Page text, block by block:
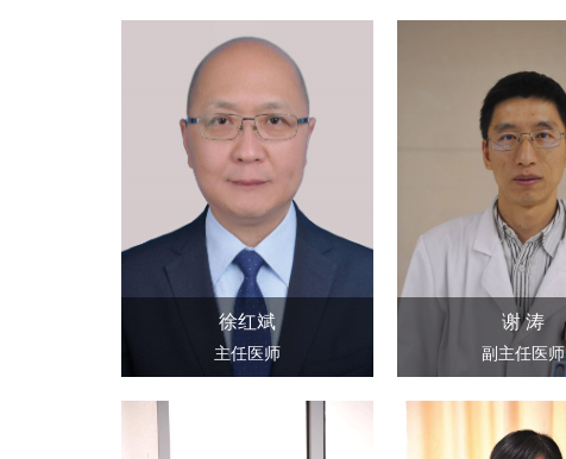
徐红斌
主任医师
谢 涛
副主任医师